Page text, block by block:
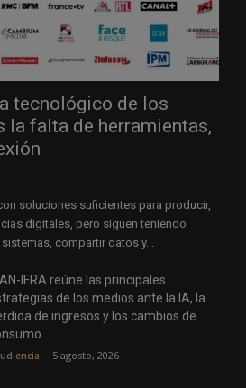
tecnológico de los
la falta de herramientas,
soluciones suficientes para producir,
digitales, pero siguen teniendo
compartir datos y...
IFRA reúne las principales
de los medios ante la IA, la
de ingresos y los cambios de
5 agosto, 2026